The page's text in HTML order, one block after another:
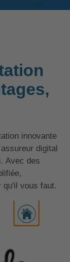
innovante
digital
Avec des
qu'il vous faut.